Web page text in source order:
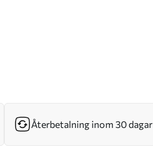
Återbetalning inom 30 dagar